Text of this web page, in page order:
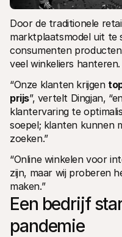
Door de traditionele
marktplaatsmodel uit te
consumenten
veel winkeliers hanteren.
“Onze klanten krijgen
prijs”, vertelt Dingjan,
klantervaring te
soepel; klanten kunnen
zoeken.”
“Online winkelen voor
zijn, maar wij proberen
maken.”
Een bedrijf
pandemie